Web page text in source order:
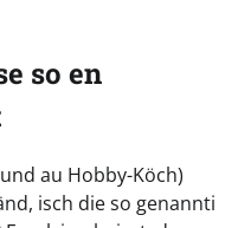
so en
au Hobby-Köch)
isch die so genannti